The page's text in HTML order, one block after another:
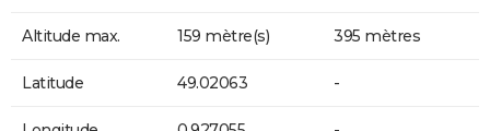
Altitude max. 159 mètre(s) 395 mètres
Latitude 49.02063 -